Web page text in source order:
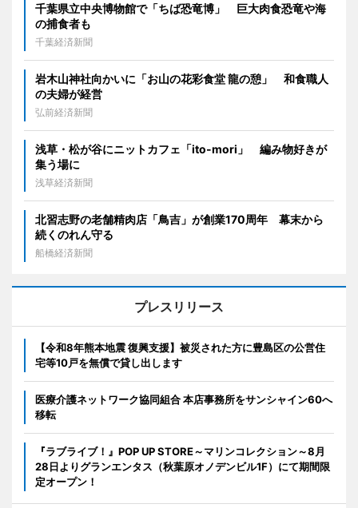
千葉県立中央博物館で「ちば恐竜博」 巨大肉食恐竜や海
の捕食者も
千葉経済新聞
岩木山神社向かいに「お山の花彩食堂 龍の憩」 和食職人
の夫婦が経営
弘前経済新聞
浅草・松が谷にニットカフェ「ito-mori」 編み物好きが
集う場に
浅草経済新聞
北習志野の老舗精肉店「鳥吉」が創業170周年 幕末から
続くのれん守る
船橋経済新聞
プレスリリース
【令和8年熊本地震 復興支援】被災された方に豊島区の公営住
宅等10戸を無償で貸し出します
医療介護ネットワーク協同組合 本店事務所をサンシャイン60へ
移転
『ラブライブ！』POP UP STORE～マリンコレクション～8月
28日よりグランエンタス（秋葉原オノデンビル1F）にて期間限
定オープン！